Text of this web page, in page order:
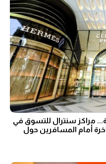
مراكز سنترال للتسوق في
أمام المسافرين حول